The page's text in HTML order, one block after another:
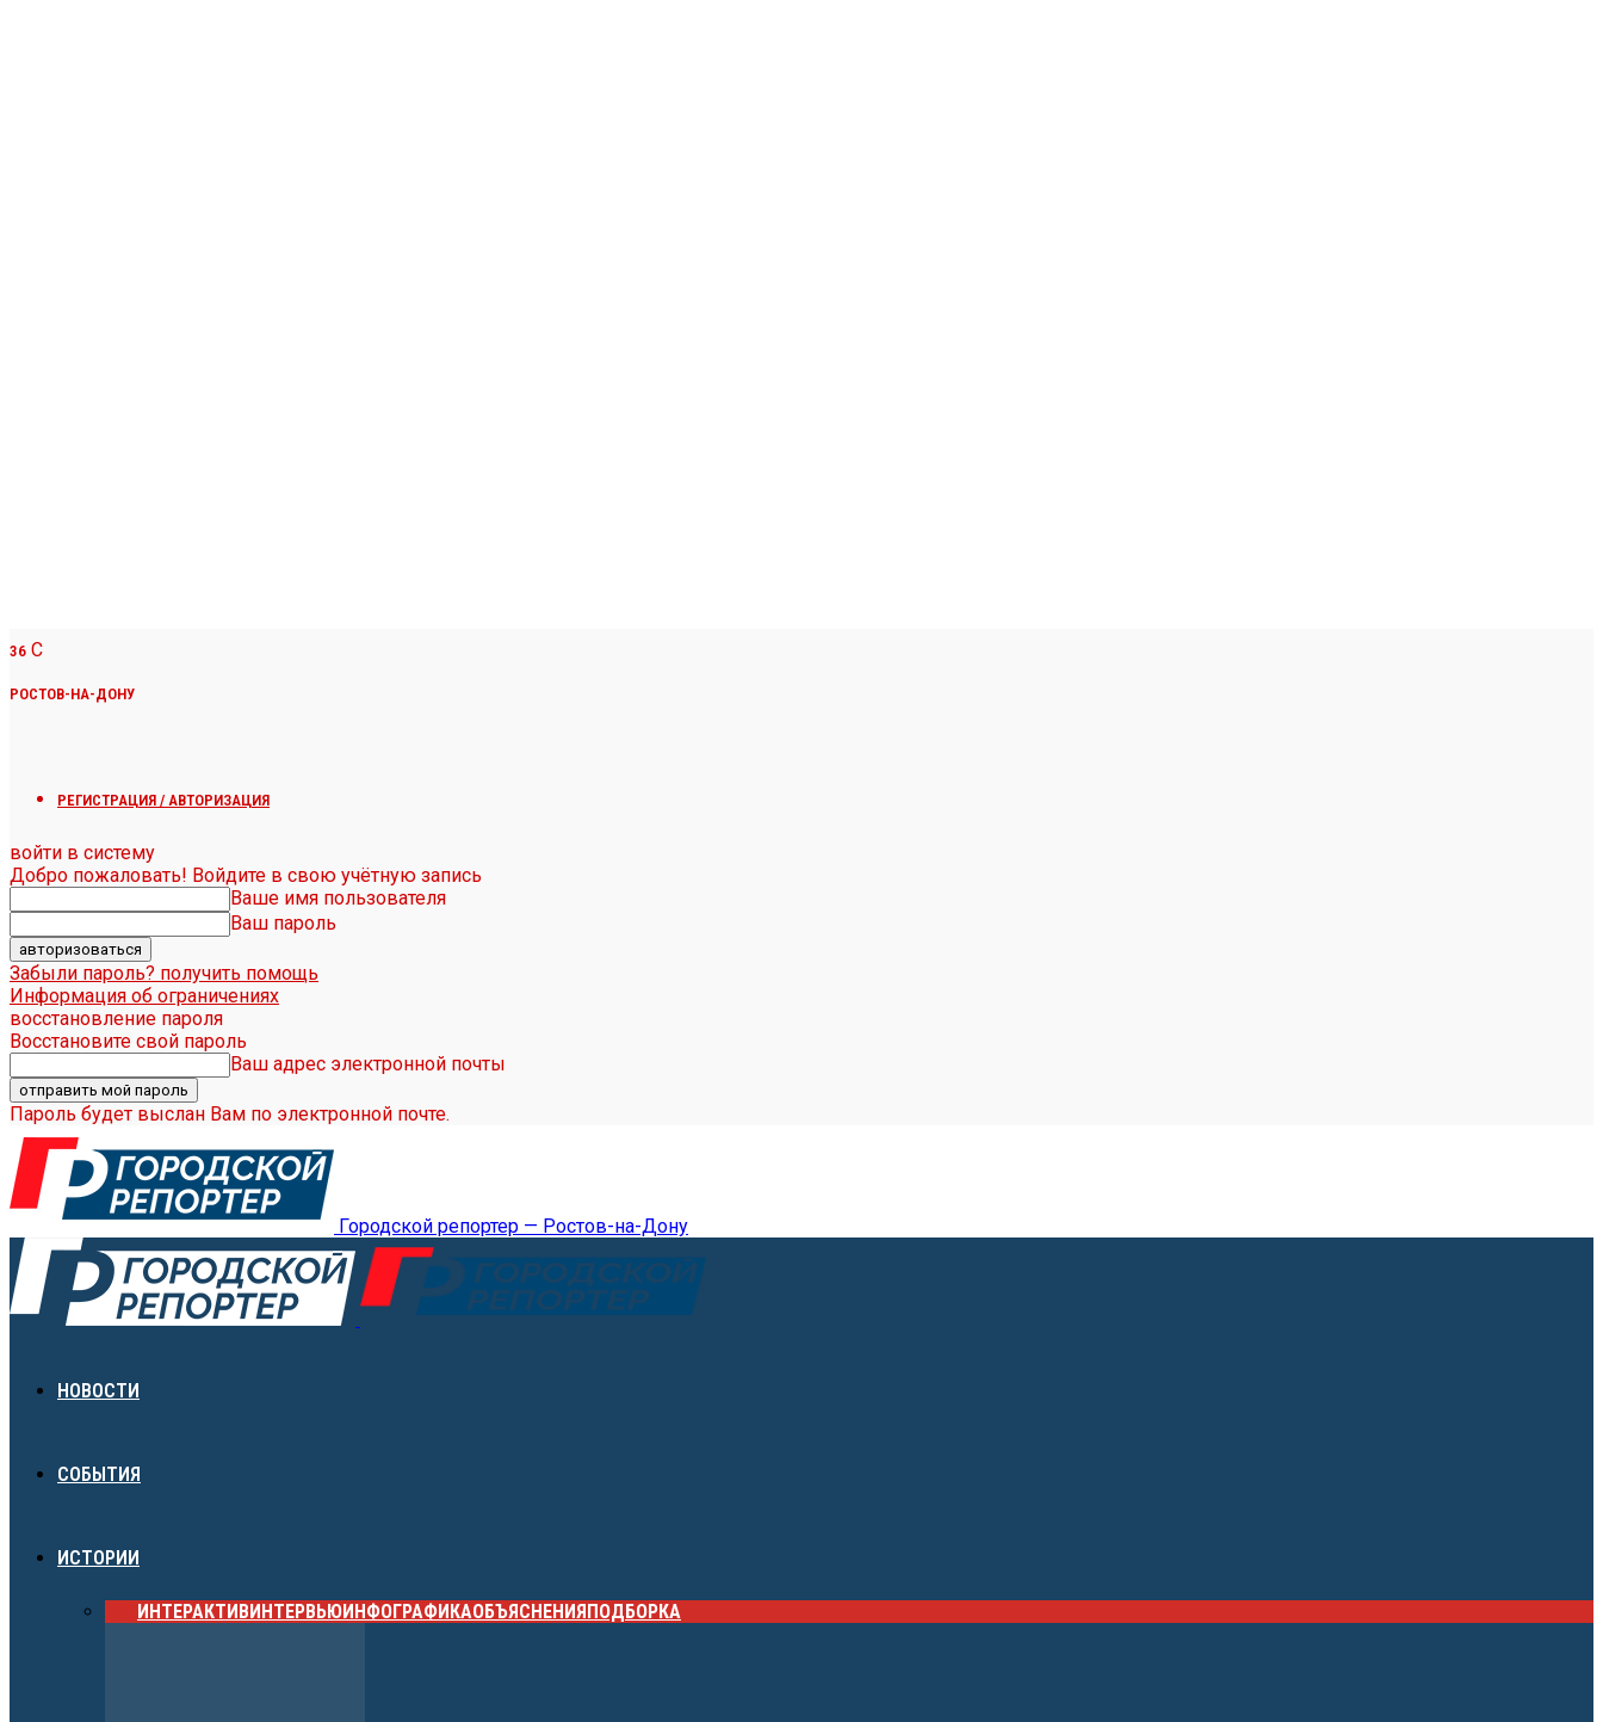
36 C
РОСТОВ-НА-ДОНУ
РЕГИСТРАЦИЯ / АВТОРИЗАЦИЯ
войти в систему
Добро пожаловать! Войдите в свою учётную запись
Ваше имя пользователя
Ваш пароль
Забыли пароль? получить помощь
Информация об ограничениях
восстановление пароля
Восстановите свой пароль
Ваш адрес электронной почты
Пароль будет выслан Вам по электронной почте.
Городской репортер — Ростов-на-Дону
НОВОСТИ
СОБЫТИЯ
ИСТОРИИ
ИНТЕРАКТИВИНТЕРВЬЮИНФОГРАФИКАОБЪЯСНЕНИЯПОДБОРКА